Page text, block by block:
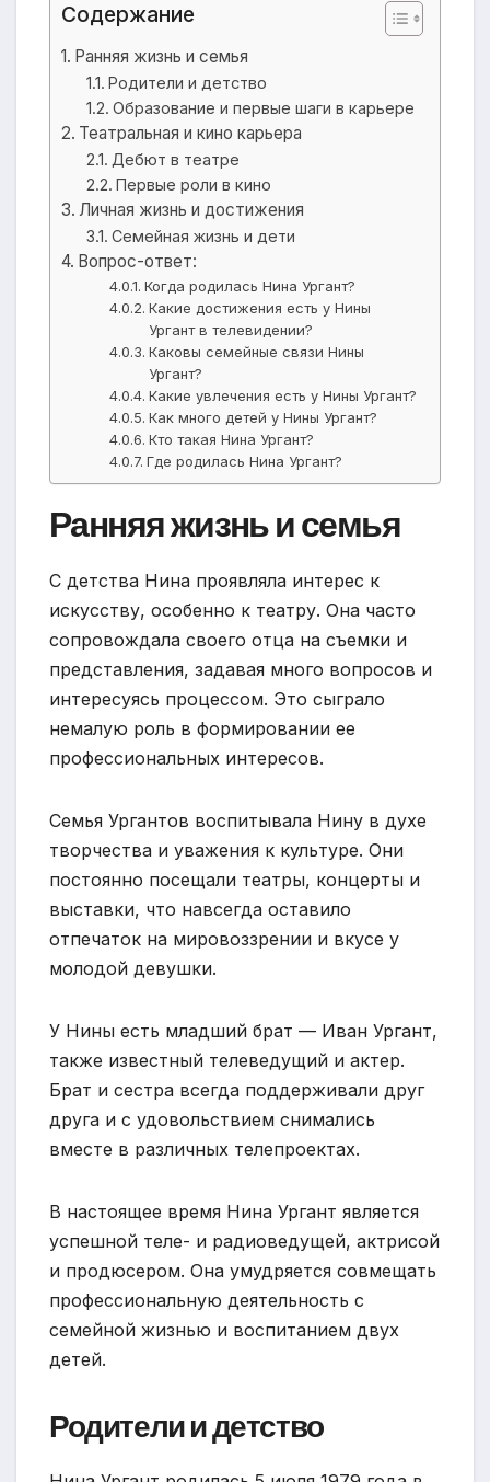
Содержание
Ранняя жизнь и семья
Родители и детство
Образование и первые шаги в карьере
Театральная и кино карьера
Дебют в театре
Первые роли в кино
Личная жизнь и достижения
Семейная жизнь и дети
Вопрос-ответ:
Когда родилась Нина Ургант?
Какие достижения есть у Нины
Ургант в телевидении?
Каковы семейные связи Нины
Ургант?
Какие увлечения есть у Нины Ургант?
Как много детей у Нины Ургант?
Кто такая Нина Ургант?
Где родилась Нина Ургант?
Ранняя жизнь и семья
С детства Нина проявляла интерес к
искусству, особенно к театру. Она часто
сопровождала своего отца на съемки и
представления, задавая много вопросов и
интересуясь процессом. Это сыграло
немалую роль в формировании ее
профессиональных интересов.
Семья Ургантов воспитывала Нину в духе
творчества и уважения к культуре. Они
постоянно посещали театры, концерты и
выставки, что навсегда оставило
отпечаток на мировоззрении и вкусе у
молодой девушки.
У Нины есть младший брат — Иван Ургант,
также известный телеведущий и актер.
Брат и сестра всегда поддерживали друг
друга и с удовольствием снимались
вместе в различных телепроектах.
В настоящее время Нина Ургант является
успешной теле- и радиоведущей, актрисой
и продюсером. Она умудряется совмещать
профессиональную деятельность с
семейной жизнью и воспитанием двух
детей.
Родители и детство